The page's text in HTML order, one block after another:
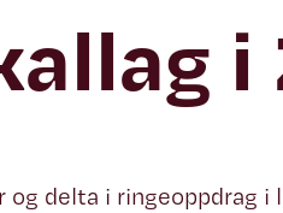
delta i ringeoppdrag i